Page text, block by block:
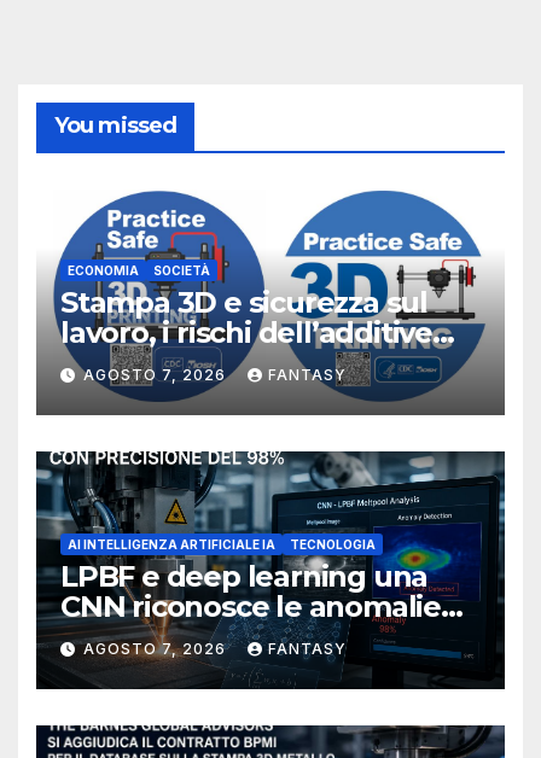
You missed
ECONOMIA SOCIETÀ
Stampa 3D e sicurezza sul
lavoro, i rischi dell’additive
manufacturing secondo
NIOSH
AGOSTO 7, 2026 FANTASY
AI INTELLIGENZA ARTIFICIALE IA TECNOLOGIA
LPBF e deep learning una
CNN riconosce le anomalie
del bagno di fusione
AGOSTO 7, 2026 FANTASY